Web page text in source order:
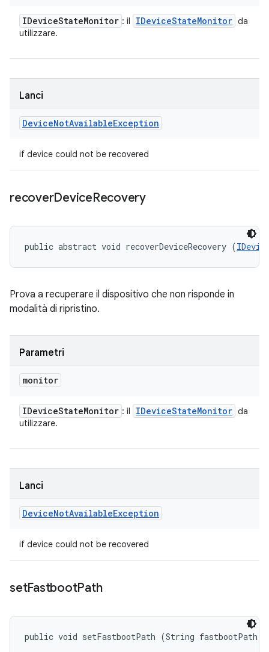
IDeviceStateMonitor : il IDeviceStateMonitor da
utilizzare.
Lanci
DeviceNotAvailableException
if device could not be recovered
recoverDeviceRecovery
public abstract void recoverDeviceRecovery (
Prova a recuperare il dispositivo che non risponde in
modalità di ripristino.
Parametri
monitor
IDeviceStateMonitor : il IDeviceStateMonitor da
utilizzare.
Lanci
DeviceNotAvailableException
if device could not be recovered
setFastbootPath
public void setFastbootPath (String fastbootPath)